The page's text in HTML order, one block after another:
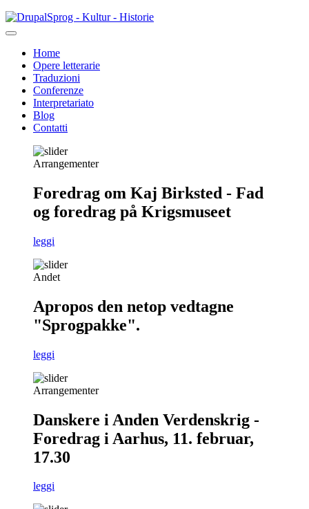
Salta
al
principale
Sprog - Kultur - Historie
Primær
navigation
Home
Opere letterarie
Traduzioni
Conferenze
Interpretariato
Blog
Contatti
Arrangementer
Foredrag om Kaj Birksted - Fad
og foredrag på Krigsmuseet
leggi
Andet
Apropos den netop vedtagne
"Sprogpakke".
leggi
Arrangementer
Danskere i Anden Verdenskrig -
Foredrag i Aarhus, 11. februar,
17.30
leggi